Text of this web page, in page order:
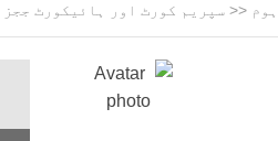
ہوم << سپریم کورٹ اور ہائیکورٹ ججز کی